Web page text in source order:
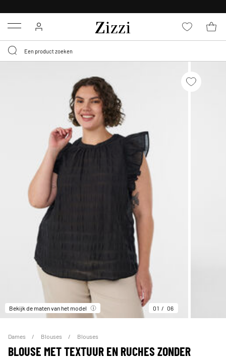
Menu
Bekijk de maten van het model 01 06
Dames Blouses Blouses
BLOUSE MET TEXTUUR EN RUCHES ZONDER